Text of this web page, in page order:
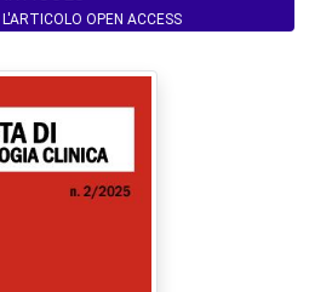
OPEN ACCESS